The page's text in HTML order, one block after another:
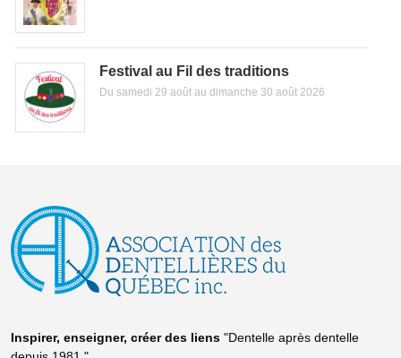
Festival au Fil des traditions
Du samedi 29 août au dimanche 30 août 2026
Inspirer, enseigner, créer des liens "Dentelle après dentelle